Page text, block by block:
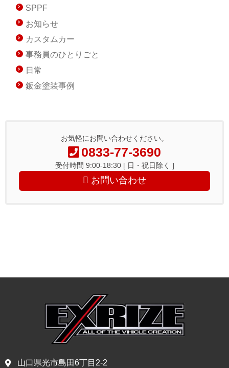
SPPF
お知らせ
カスタムカー
事務員のひとりごと
日常
鈑金塗装事例
お気軽にお問い合わせください。
0833-77-3690
受付時間 9:00-18:30 [ 日・祝日除く ]
お問い合わせ
山口県光市島田6丁目2-2